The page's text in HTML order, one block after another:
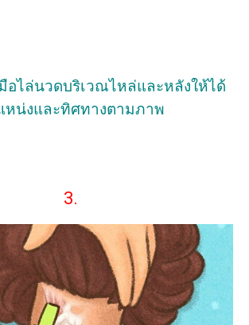
อไล่นวดบริเวณไหล่และหลังให้ได้
หน่งและทิศทางตามภาพ
3.